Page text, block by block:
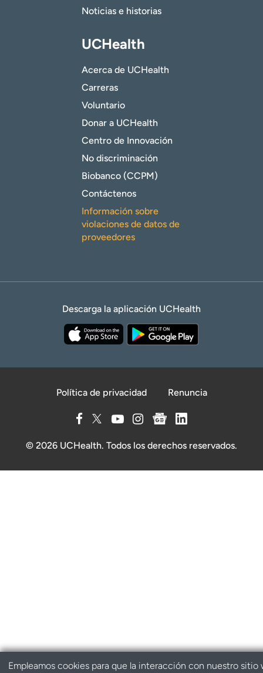
Noticias e historias
UCHealth
Acerca de UCHealth
Carreras
Voluntario
Donar a UCHealth
Centro de Innovación
No discriminación
Biobanco (CCPM)
Contáctenos
Información sobre
violaciones de datos de
proveedores
Descarga la aplicación UCHealth
Política de privacidad Renuncia
© 2026 UCHealth. Todos los derechos reservados.
Empleamos cookies para que la interacción con nuestro sitio